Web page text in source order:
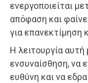
ενεργοποιείται
απόφαση και
για επανεκτίμηση
Η λειτουργία αυτή
ενσυναίσθηση, να
ευθύνη και να